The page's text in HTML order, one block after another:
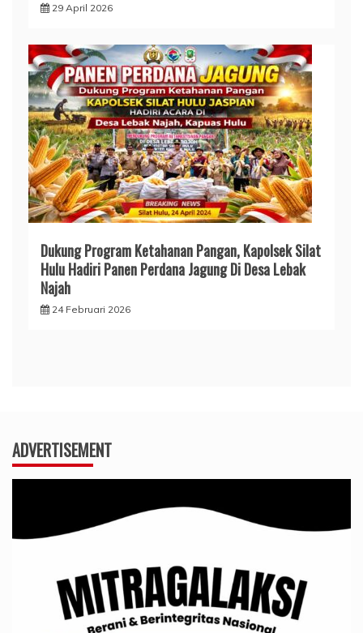
29 April 2026
Dukung Program Ketahanan Pangan, Kapolsek Silat
Hulu Hadiri Panen Perdana Jagung Di Desa Lebak
Najah
24 Februari 2026
ADVERTISEMENT